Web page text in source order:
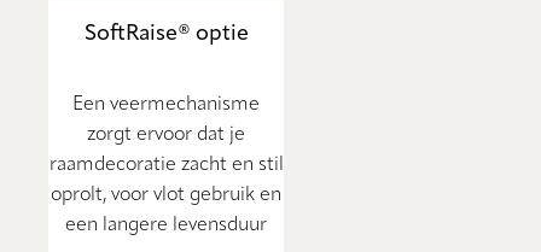
SoftRaise® optie
Een veermechanisme
zorgt ervoor dat je
raamdecoratie zacht en stil
oprolt, voor vlot gebruik en
een langere levensduur